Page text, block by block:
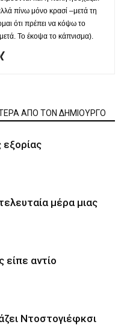
πίνω μόνο κρασί –μετά τη
ότι πρέπει να κόψω το
Το έκοψα το κάπνισμα).
ΑΠΟ ΤΟΝ ΔΗΜΙΟΥΡΓΟ
εξορίας
μέρα μιας
είπε αντίο
Ντοστογιέφκσι